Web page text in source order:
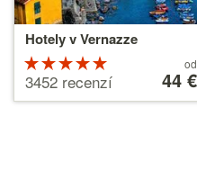
Hotely v Vernazze
Hodnocení
5 z 5
3452 recenzí
od
44 €